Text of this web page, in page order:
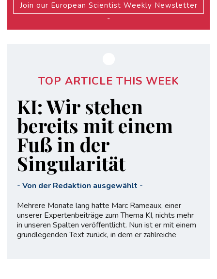
Join our European Scientist Weekly Newsletter
-
TOP ARTICLE THIS WEEK
KI: Wir stehen
bereits mit einem
Fuß in der
Singularität
- Von der Redaktion ausgewählt -
Mehrere Monate lang hatte Marc Rameaux, einer
unserer Expertenbeiträge zum Thema KI, nichts mehr
in unseren Spalten veröffentlicht. Nun ist er mit einem
grundlegenden Text zurück, in dem er zahlreiche